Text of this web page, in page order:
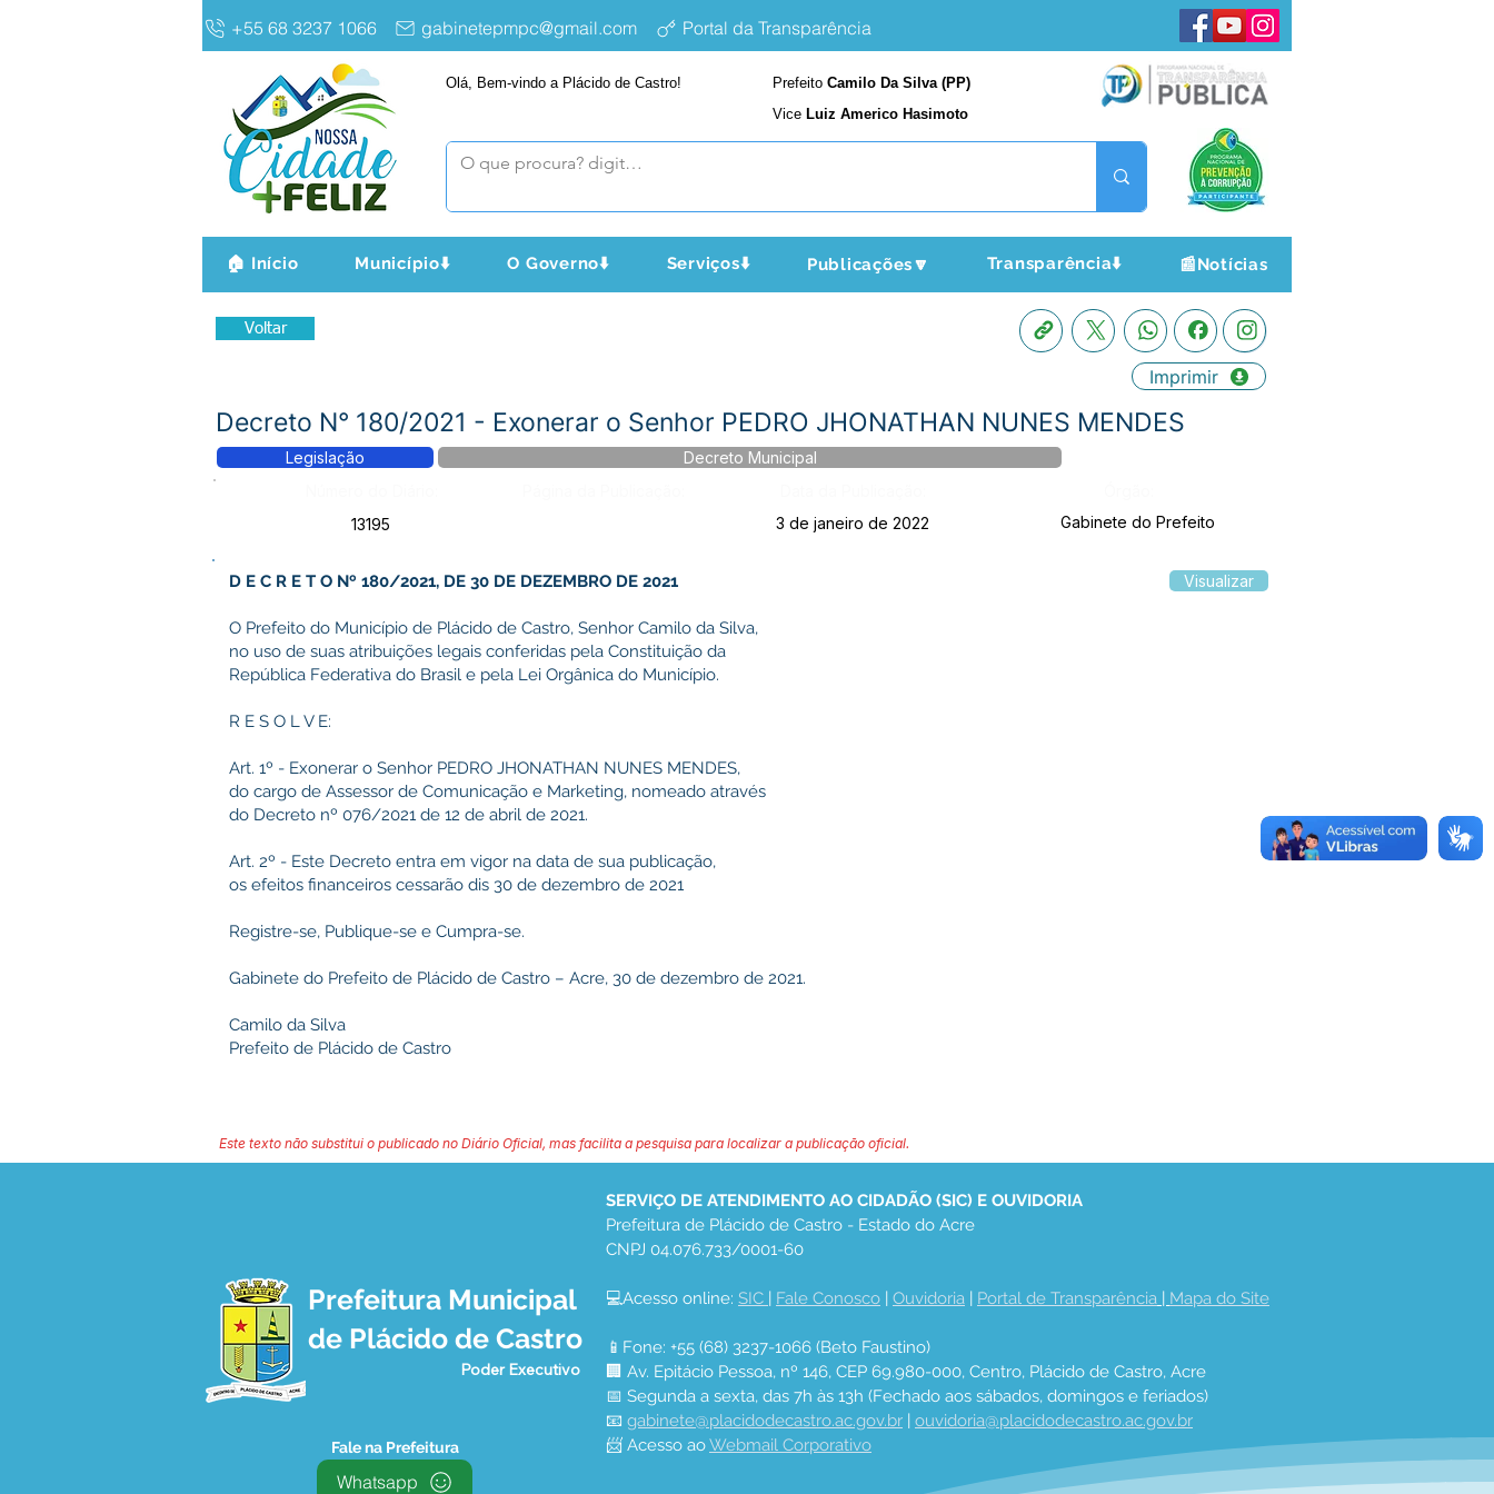
+55 68 3237 1066 gabinetepmpc@gmail.com Portal da Transparência
Olá, Bem-vindo a Plácido de Castro! Prefeito Camilo Da Silva (PP)
Vice Luiz Americo Hasimoto
🏠 Início Município⬇️ O Governo⬇️ Serviços⬇️ Publicações🔽 Transparência⬇️ 📰Notícias
Voltar
Imprimir
Decreto N° 180/2021 - Exonerar o Senhor PEDRO JHONATHAN NUNES MENDES
Legislação
Decreto Municipal
13195
3 de janeiro de 2022 Gabinete do Prefeito
D E C R E T O Nº 180/2021, DE 30 DE DEZEMBRO DE 2021
O Prefeito do Município de Plácido de Castro, Senhor Camilo da Silva,
no uso de suas atribuições legais conferidas pela Constituição da
República Federativa do Brasil e pela Lei Orgânica do Município.
R E S O L V E:
Art. 1º - Exonerar o Senhor PEDRO JHONATHAN NUNES MENDES,
do cargo de Assessor de Comunicação e Marketing, nomeado através
do Decreto nº 076/2021 de 12 de abril de 2021.
Art. 2º - Este Decreto entra em vigor na data de sua publicação,
os efeitos financeiros cessarão dis 30 de dezembro de 2021
Registre-se, Publique-se e Cumpra-se.
Gabinete do Prefeito de Plácido de Castro – Acre, 30 de dezembro de 2021.
Camilo da Silva
Prefeito de Plácido de Castro
Visualizar
Este texto não substitui o publicado no Diário Oficial, mas facilita a pesquisa para localizar a publicação oficial.
Prefeitura Municipal
de Plácido de Castro
Poder Executivo
Fale na Prefeitura
Whatsapp
SERVIÇO DE ATENDIMENTO AO CIDADÃO (SIC) E OUVIDORIA
Prefeitura de Plácido de Castro - Estado do Acre
CNPJ 04.076.733/0001-60
💻Acesso online: SIC | Fale Conosco | Ouvidoria | Portal de Transparência | Mapa do Site
📱Fone: +55 (68) 3237-1066 (Beto Faustino)
🏢 Av. Epitácio Pessoa, nº 146, CEP 69.980-000, Centro, Plácido de Castro, Acre
📅 Segunda a sexta, das 7h às 13h (Fechado aos sábados, domingos e feriados)
📧 gabinete@placidodecastro.ac.gov.br | ouvidoria@placidodecastro.ac.gov.br
📨 Acesso ao Webmail Corporativo